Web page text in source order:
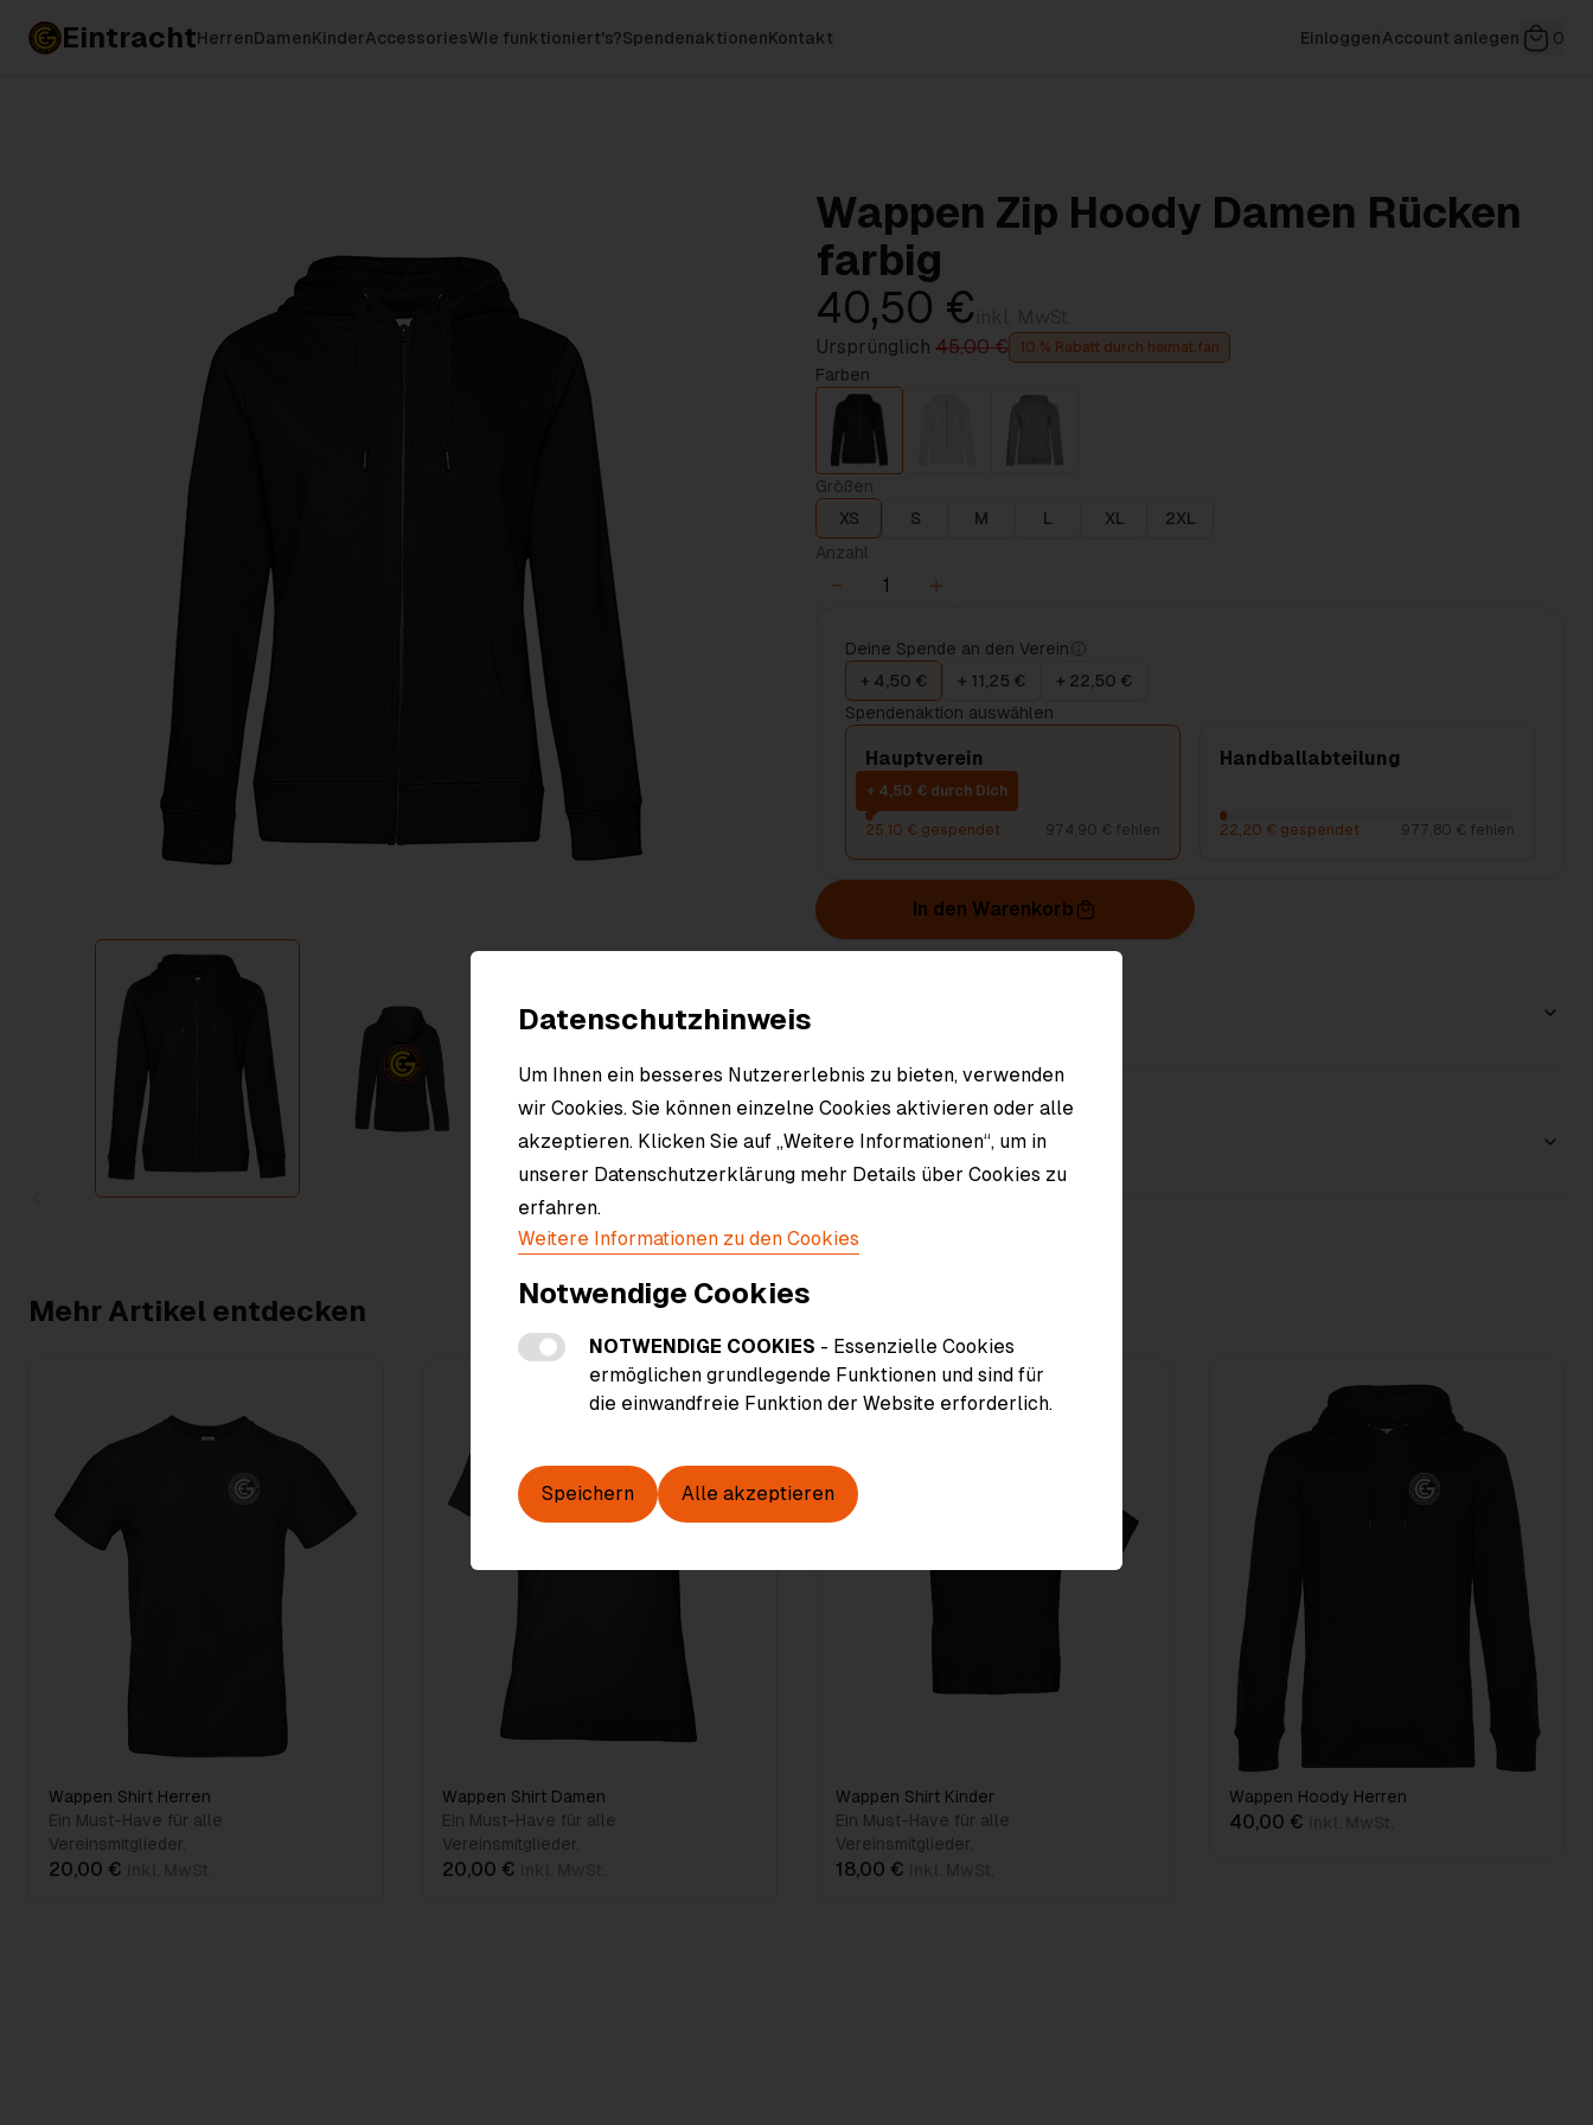
Datenschutzhinweis
Um Ihnen ein besseres Nutzererlebnis zu bieten, verwenden
wir Cookies. Sie können einzelne Cookies aktivieren oder alle
akzeptieren. Klicken Sie auf „Weitere Informationen“, um in
unserer Datenschutzerklärung mehr Details über Cookies zu
erfahren.
Weitere Informationen zu den Cookies
Notwendige Cookies
NOTWENDIGE COOKIES - Essenzielle Cookies
ermöglichen grundlegende Funktionen und sind für
die einwandfreie Funktion der Website erforderlich.
Speichern Alle akzeptieren
EintrachtHerrenDamenKinderAccessoriesWie funktioniert's?SpendenaktionenKontakt EinloggenAccount anlegen 0
Wappen Zip Hoody Damen Rücken
farbig
40,50 €
Ursprünglich 45,00 € 10 % Rabatt durch heimat.fan
Farben
Größen
XS
S M L XL
2XL
Anzahl
Deine Spende an den Verein
+ 4,50 €
+ 11,25 €
+ 22,50 €
Spendenaktion auswählen
Hauptverein
+ 4,50 € durch Dich
25,10 € gespendet 974,90 € fehlen
Handballabteilung
22,20 € gespendet 977,80 € fehlen
In den Warenkorb
Material
Mehr Artikel entdecken
Wappen Shirt Herren
Ein Must-Have für alle
Vereinsmitglieder.
20,00 €
Wappen Shirt Damen
Ein Must-Have für alle
Vereinsmitglieder.
20,00 €
Wappen Shirt Kinder
Ein Must-Have für alle
Vereinsmitglieder.
18,00 €
Wappen Hoody Herren
40,00 €